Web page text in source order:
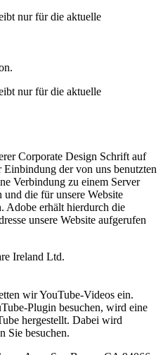
nur für die aktuelle
nur für die aktuelle
Corporate Design Schrift auf
der von uns benutzten
Verbindung zu einem Server
die für unsere Website
Adobe erhält hierdurch die
unsere Website aufgerufen
Ireland Ltd.
wir YouTube-Videos ein.
Plugin besuchen, wird eine
hergestellt. Dabei wird
Sie besuchen.